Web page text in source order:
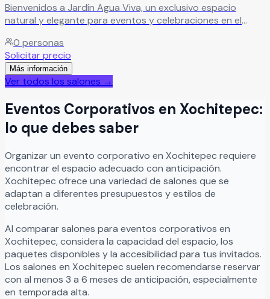
Bienvenidos a Jardín Agua Viva, un exclusivo espacio
natural y elegante para eventos y celebraciones en el
inolvidables rodeadas de naturaleza, ofrecemos el
escenario perfecto para bodas, XV años, graduaciones,
aniversarios, eventos sociales, ceremonias civiles o
religiosas y reuniones especiales al aire libre.
0 personas
Solicitar precio
Más información
Ver todos los salones →
Eventos Corporativos en Xochitepec:
lo que debes saber
Organizarun evento corporativo en Xochitepec requiere
encontrar el espacio adecuado con anticipación.
Xochitepec ofrece una variedad de salones que se
adaptan a diferentes presupuestos y estilos de
celebración.
Al comparar salones para eventos corporativos en
Xochitepec, considera la capacidad del espacio, los
paquetes disponibles y la accesibilidad para tus invitados.
Los salones en Xochitepec suelen recomendarse reservar
con al menos 3 a 6 meses de anticipación, especialmente
en temporada alta.